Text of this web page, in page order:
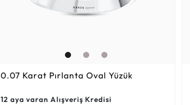
0.07 Karat Pırlanta Oval Yüzük
12 aya varan Alışveriş Kredisi